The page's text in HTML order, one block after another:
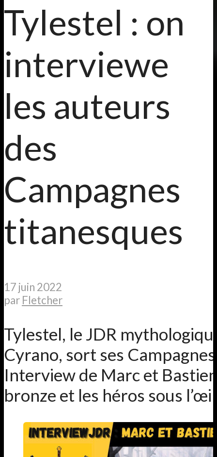
Tylestel : on
interviewe
les auteurs
des
Campagnes
titanesques
17 juin 2022
par Fletcher
Tylestel, le JDR
Cyrano, sort ses
Interview de Marc et
bronze et les héros sous